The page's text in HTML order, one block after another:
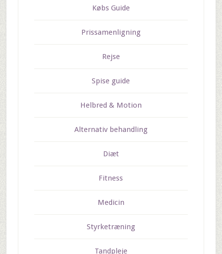
Købs Guide
Prissamenligning
Rejse
Spise guide
Helbred & Motion
Alternativ behandling
Diæt
Fitness
Medicin
Styrketræning
Tandpleje